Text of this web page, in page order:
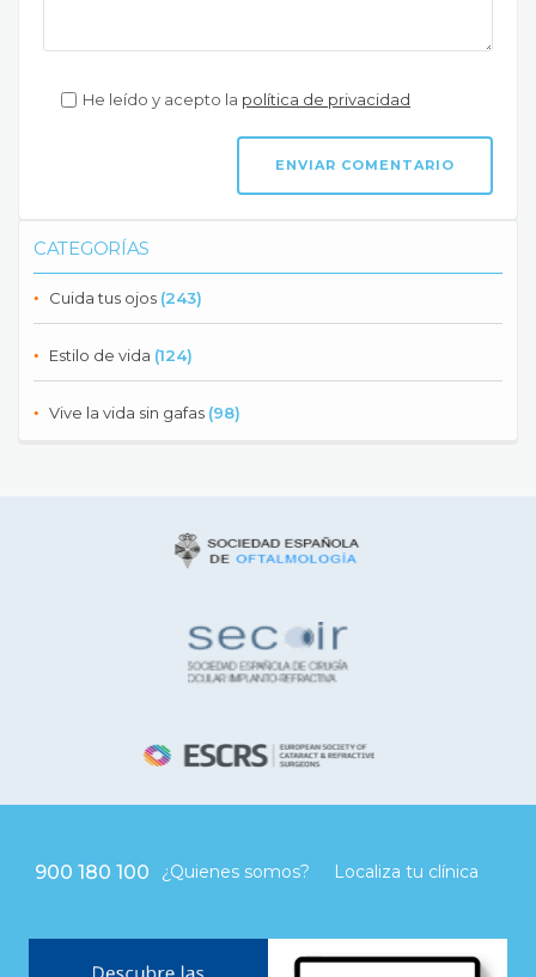
He leído y acepto la política de privacidad
CATEGORÍAS
Cuida tus ojos (243)
Estilo de vida (124)
Vive la vida sin gafas (98)
900 180 100 ¿Quienes somos? Localiza tu clínica